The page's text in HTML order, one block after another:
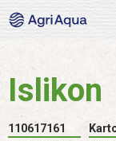
Islikon
110617161